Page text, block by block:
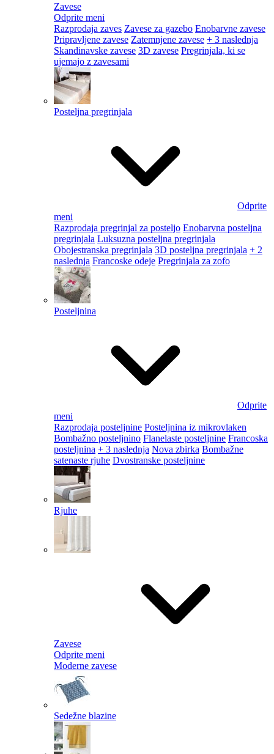
Zavese
Odprite meni
Razprodaja zaves Zavese za gazebo Enobarvne zavese
Pripravljene zavese Zatemnjene zavese + 3 naslednja
Skandinavske zavese 3D zavese Pregrinjala, ki se
ujemajo z zavesami
Posteljna pregrinjala
Odprite
meni
Razprodaja pregrinjal za posteljo Enobarvna posteljna
pregrinjala Luksuzna posteljna pregrinjala
Obojestranska pregrinjala 3D posteljna pregrinjala + 2
naslednja Francoske odeje Pregrinjala za zofo
Posteljnina
Odprite
meni
Razprodaja posteljnine Posteljnina iz mikrovlaken
Bombažno posteljnino Flanelaste posteljnine Francoska
posteljnina + 3 naslednja Nova zbirka Bombažne
satenaste rjuhe Dvostranske posteljnine
Rjuhe
Zavese
Odprite meni
Moderne zavese
Sedežne blazine